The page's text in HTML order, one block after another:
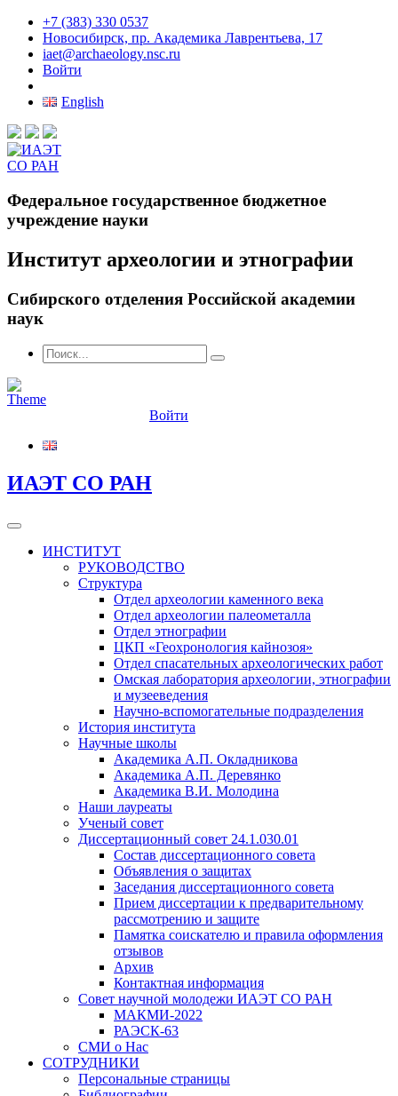
+7 (383) 330 0537
Новосибирск, пр. Академика Лаврентьева, 17
iaet@archaeology.nsc.ru
Войти
English
Федеральное государственное бюджетное
учреждение науки
Институт археологии и этнографии
Сибирского отделения Российской академии
наук
Войти
ИАЭТ СО РАН
ИНСТИТУТ
РУКОВОДСТВО
Структура
Отдел археологии каменного века
Отдел археологии палеометалла
Отдел этнографии
ЦКП «Геохронология кайнозоя»
Отдел спасательных археологических работ
Омская лаборатория археологии, этнографии
и музееведения
Научно-вспомогательные подразделения
История института
Научные школы
Академика А.П. Окладникова
Академика А.П. Деревянко
Академика В.И. Молодина
Наши лауреаты
Ученый совет
Диссертационный совет 24.1.030.01
Состав диссертационного совета
Объявления о защитах
Заседания диссертационного совета
Прием диссертации к предварительному
рассмотрению и защите
Памятка соискателю и правила оформления
отзывов
Архив
Контактная информация
Совет научной молодежи ИАЭТ СО РАН
МАКМИ-2022
РАЭСК-63
СМИ о Нас
СОТРУДНИКИ
Персональные страницы